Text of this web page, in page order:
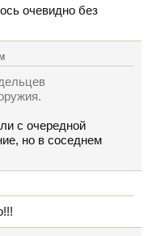
очевидно без
с очередной
но в соседнем